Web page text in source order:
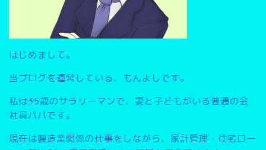
はじめまして。
当ブログを運営している、もんよしです。
私は35歳のサラリーマンで、妻と子どもがいる普通の会
社員パパです。
現在は製造業関係の仕事をしながら、家計管理・住宅ロー